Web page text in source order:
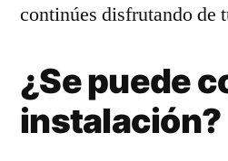
continúes disfrutando de
¿Se puede
instalación?